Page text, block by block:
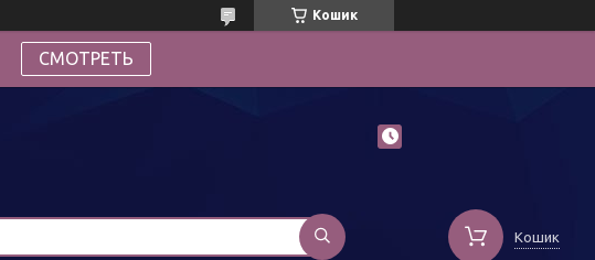
Кошик
СМОТРЕТЬ
Кошик